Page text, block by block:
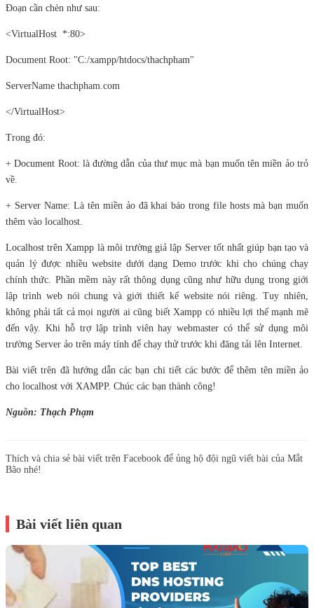
Đoạn cần chèn như sau:
<VirtualHost *:80>
Document Root: "C:/xampp/htdocs/thachpham"
ServerName thachpham.com
</VirtualHost>
Trong đó:
+ Document Root: là đường dẫn của thư mục mà bạn muốn tên miền ảo trỏ
về.
+ Server Name: Là tên miền ảo đã khai báo trong file hosts mà bạn muốn
thêm vào localhost.
Localhost trên Xampp là môi trường giả lập Server tốt nhất giúp bạn tạo và
quản lý được nhiều website dưới dạng Demo trước khi cho chúng chạy
chính thức. Phần mềm này rất thông dụng cũng như hữu dụng trong giới
lập trình web nói chung và giới thiết kế website nói riêng. Tuy nhiên,
không phải tất cả mọi người ai cũng biết Xampp có nhiều lợi thế mạnh mẽ
đến vậy. Khi hỗ trợ lập trình viên hay webmaster có thể sử dụng môi
trường Server ảo trên máy tính để chạy thử trước khi đăng tải lên Internet.
Bài viết trên đã hướng dẫn các bạn chi tiết các bước để thêm tên miền ảo
cho localhost với XAMPP. Chúc các bạn thành công!
Nguồn: Thạch Phạm
Thích và chia sẻ bài viết trên Facebook để ủng hộ đội ngũ viết bài của Mắt
Bão nhé!
Bài viết liên quan